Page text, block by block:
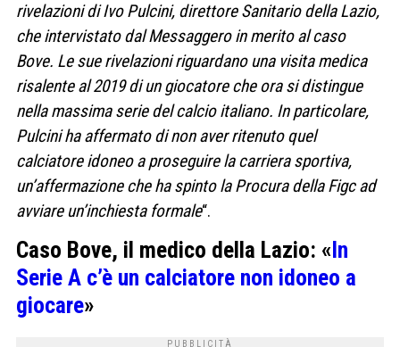
rivelazioni di Ivo Pulcini, direttore Sanitario della Lazio,
che intervistato dal Messaggero in merito al caso
Bove. Le sue rivelazioni riguardano una visita medica
risalente al 2019 di un giocatore che ora si distingue
nella massima serie del calcio italiano. In particolare,
Pulcini ha affermato di non aver ritenuto quel
calciatore idoneo a proseguire la carriera sportiva,
un’affermazione che ha spinto la Procura della Figc ad
avviare un’inchiesta formale“.
Caso Bove, il medico della Lazio: «In
Serie A c’è un calciatore non idoneo a
giocare»